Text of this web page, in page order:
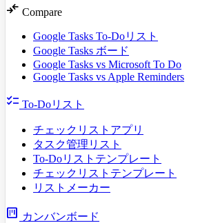
compare_arrows Compare
Google Tasks To-Doリスト
Google Tasks ボード
Google Tasks vs Microsoft To Do
Google Tasks vs Apple Reminders
checklist To-Doリスト
チェックリストアプリ
タスク管理リスト
To-Doリストテンプレート
チェックリストテンプレート
リストメーカー
view_kanban カンバンボード